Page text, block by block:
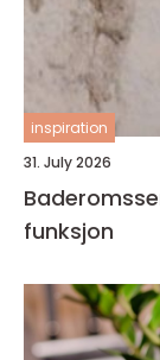
inspiration
31. July 2026
funksjon